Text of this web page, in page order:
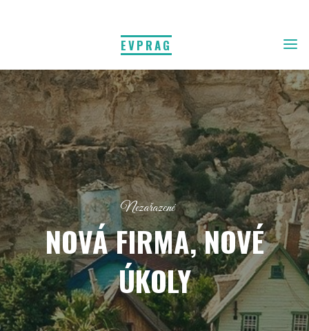
EVPRAG
Nezařazené
NOVÁ FIRMA, NOVÉ
ÚKOLY